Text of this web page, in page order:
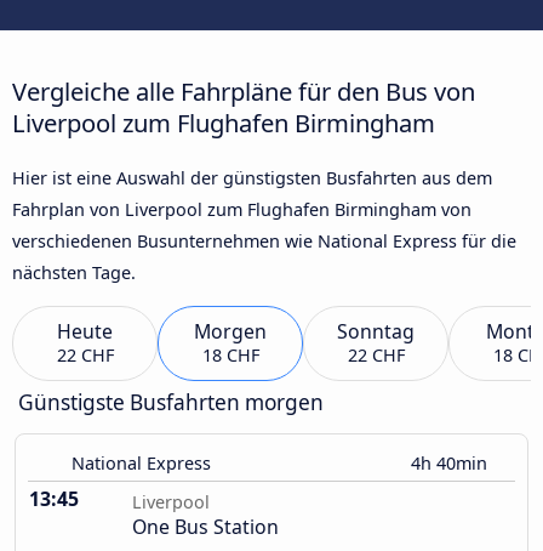
Vergleiche alle Fahrpläne für den Bus von
Liverpool zum Flughafen Birmingham
Hier ist eine Auswahl der günstigsten Busfahrten aus dem
Fahrplan von Liverpool zum Flughafen Birmingham von
verschiedenen Busunternehmen wie National Express für die
nächsten Tage.
Heute
22 CHF
Morgen
18 CHF
Sonntag
22 CHF 18
Günstigste Busfahrten morgen
National Express 4h 40min
13:45 Liverpool
One Bus Station